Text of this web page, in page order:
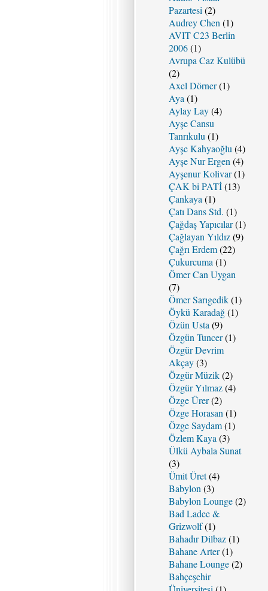
Pazartesi (2)
Audrey Chen (1)
AVIT C23 Berlin
2006(1)
Avrupa Caz Kulübü
(2)
Axel Dörner(1)
Aya (1)
Aylay Lay(4)
Ayşe Cansu
Tanrıkulu (1)
Ayşe Kahyaoğlu (4)
Ayşe Nur Ergen (4)
Ayşenur Kolivar(1)
ÇAK bi PATİ(13)
Çankaya (1)
Çatı Dans Std. (1)
Çağdaş Yapıcılar(1)
Çağlayan Yıldız(9)
Çağrı Erdem(22)
Çukurcuma (1)
Ömer Can Uygan
(7)
Ömer Sarıgedik(1)
Öykü Karadağ(1)
Özün Usta (9)
Özgün Tuncer(1)
Özgür Devrim
Akçay(3)
Özgür Müzik(2)
Özgür Yılmaz(4)
Özge Ürer(2)
Özge Horasan (1)
Özge Saydam(1)
Özlem Kaya (3)
Ülkü Aybala Sunat
(3)
Ümit Üret(4)
Babylon (3)
Babylon Lounge(2)
Bad Ladee &
Grizwolf(1)
Bahadır Dilbaz(1)
Bahane Arter(1)
Bahane Lounge(2)
Bahçeşehir